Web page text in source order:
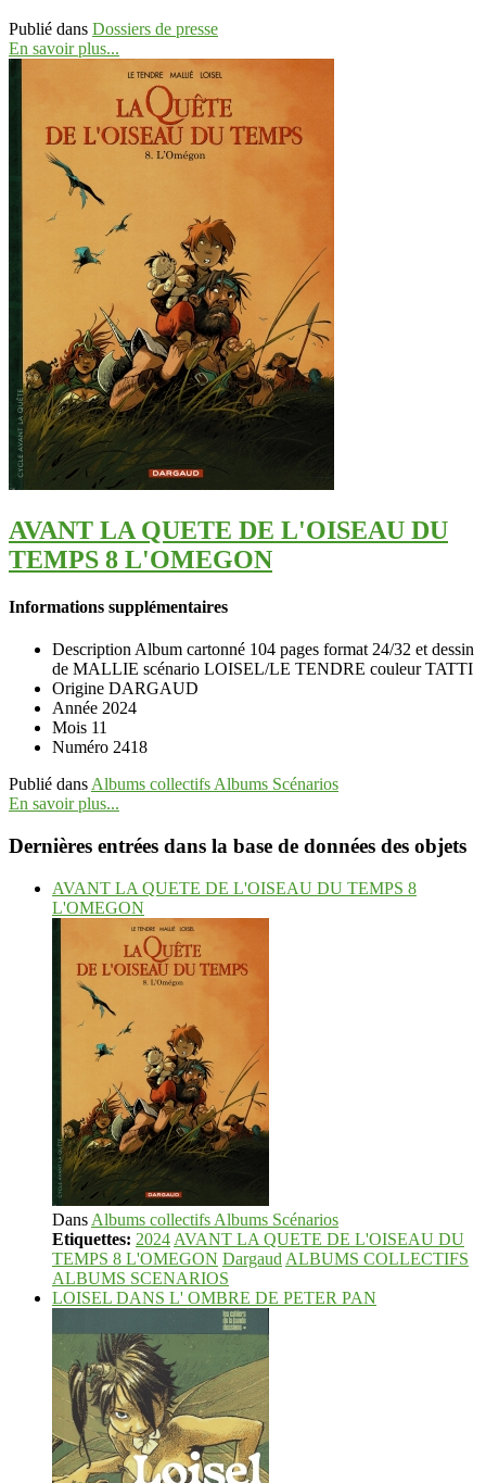
Publié dans Dossiers de presse
En savoir plus...
AVANT LA QUETE DE L'OISEAU DU
TEMPS 8 L'OMEGON
Informations supplémentaires
Description Album cartonné 104 pages format 24/32 et dessin
de MALLIE scénario LOISEL/LE TENDRE couleur TATTI
Origine DARGAUD
Année 2024
Mois 11
Numéro 2418
Publié dans Albums collectifs Albums Scénarios
En savoir plus...
Dernières entrées dans la base de données des objets
AVANT LA QUETE DE L'OISEAU DU TEMPS 8
L'OMEGON
Dans Albums collectifs Albums Scénarios
Etiquettes: 2024 AVANT LA QUETE DE L'OISEAU DU
TEMPS 8 L'OMEGON Dargaud ALBUMS COLLECTIFS
ALBUMS SCENARIOS
LOISEL DANS L' OMBRE DE PETER PAN